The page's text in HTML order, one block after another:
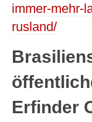
immer-mehr-
rusland/
Erfinder